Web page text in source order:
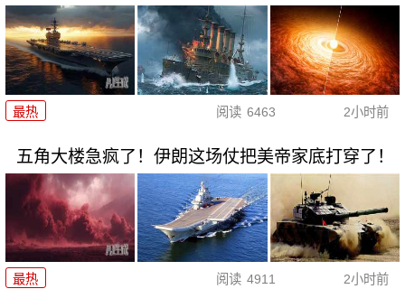
最热 阅读 6463 2小时前
五角大楼急疯了！伊朗这场仗把美帝家底打穿了！
最热 阅读 4911 2小时前